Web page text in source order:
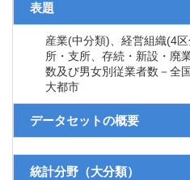
表題
産業(中分類)、経営組織(4
所・支所、存続・新設・廃
数及び男女別従業者数－全
大都市
データセットの概要
統計分野（大分類）